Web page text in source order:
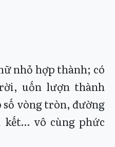
nhỏ hợp thành; có
uốn lượn thành
vòng tròn, đường
kết… vô cùng phức